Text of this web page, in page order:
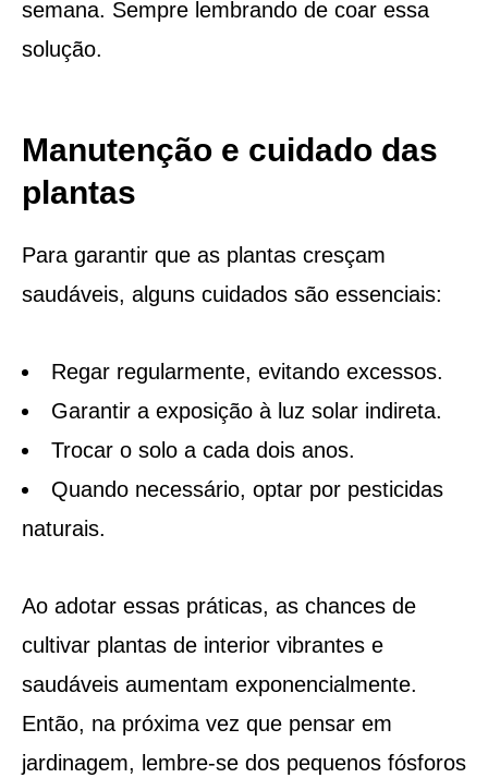
semana. Sempre lembrando de coar essa
solução.
Manutenção e cuidado das
plantas
Para garantir que as plantas cresçam
saudáveis, alguns cuidados são essenciais:
Regar regularmente, evitando excessos.
Garantir a exposição à luz solar indireta.
Trocar o solo a cada dois anos.
Quando necessário, optar por pesticidas
naturais.
Ao adotar essas práticas, as chances de
cultivar plantas de interior vibrantes e
saudáveis aumentam exponencialmente.
Então, na próxima vez que pensar em
jardinagem, lembre-se dos pequenos fósforos